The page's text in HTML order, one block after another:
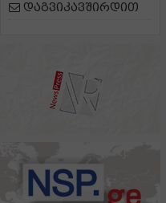
დაგვიკავშირდით